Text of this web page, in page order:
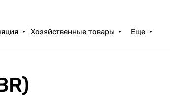
Хозяйственные товары Еще